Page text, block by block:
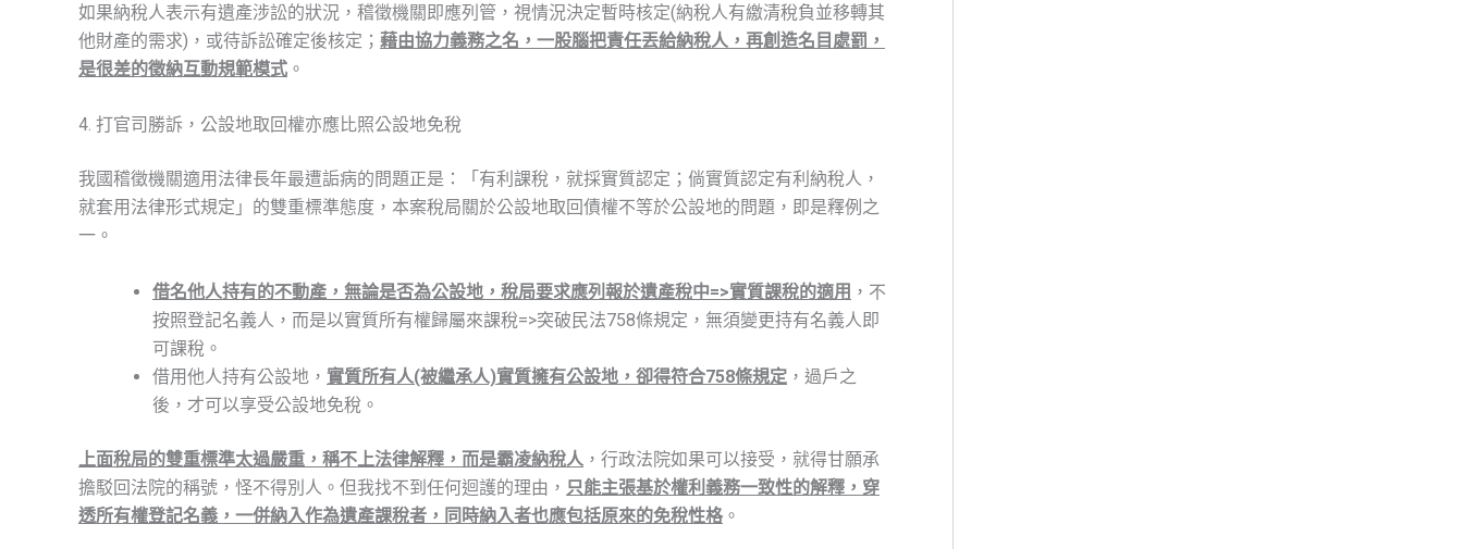
如果納稅人表示有遺產涉訟的狀況，稽徵機關即應列管，視情況決定暫時核定(納稅人有繳清稅負並移轉其
他財產的需求)，或待訴訟確定後核定； 藉由協力義務之名，一股腦把責任丟給納稅人，再創造名目處罰，
是很差的徵納互動規範模式 。
4. 打官司勝訴，公設地取回權亦應比照公設地免稅
我國稽徵機關適用法律長年最遭詬病的問題正是：「有利課稅，就採實質認定；倘實質認定有利納稅人，
就套用法律形式規定」的雙重標準態度，本案稅局關於公設地取回債權不等於公設地的問題，即是釋例之
一。
借名他人持有的不動產，無論是否為公設地，稅局要求應列報於遺產稅中=>實質課稅的適用 ，不
按照登記名義人，而是以實質所有權歸屬來課稅=>突破民法758條規定，無須變更持有名義人即
可課稅。
借用他人持有公設地， 實質所有人(被繼承人)實質擁有公設地，卻得符合758條規定 ，過戶之
後，才可以享受公設地免稅。
上面稅局的雙重標準太過嚴重，稱不上法律解釋，而是霸凌納稅人 ，行政法院如果可以接受，就得甘願承
擔駁回法院的稱號，怪不得別人。但我找不到任何迴護的理由， 只能主張基於權利義務一致性的解釋，穿
透所有權登記名義，一併納入作為遺產課稅者，同時納入者也應包括原來的免稅性格 。